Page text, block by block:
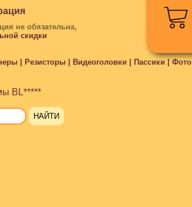
не обязательна,
скидки
| Резисторы | Видеоголовки | Пассики | Фото-
BL*****